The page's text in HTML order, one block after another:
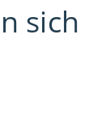
sich